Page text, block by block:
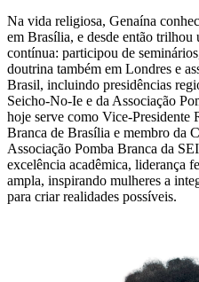
Na vida religiosa, Genaína
em Brasília, e desde então trilhou
contínua: participou de
doutrina também em Londres e
Brasil, incluindo presidências
Seicho-No-Ie e da Associação
hoje serve como Vice-Presidente
Branca de Brasília e membro da
Associação Pomba Branca da
excelência acadêmica, liderança
ampla, inspirando mulheres a
para criar realidades possíveis.